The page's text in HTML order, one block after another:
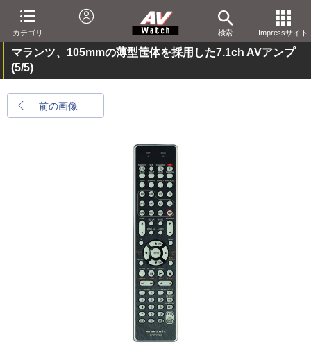
カテゴリ 検索 Impressサイト
マランツ、105mmの薄型筺体を採用した7.1ch AVアンプ
(5/5)
前の画像